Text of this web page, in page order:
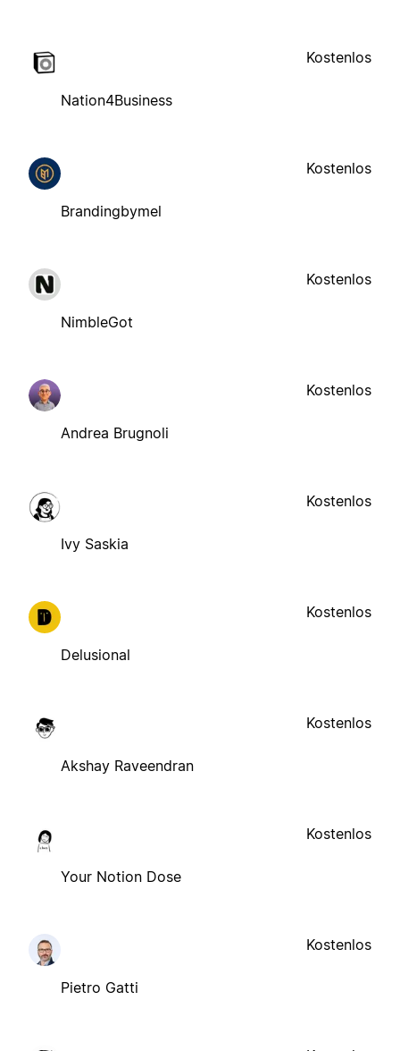
Nation4Business
Kostenlos
Brandingbymel
Kostenlos
NimbleGot
Kostenlos
Andrea Brugnoli
Kostenlos
Ivy Saskia
Kostenlos
Delusional
Kostenlos
Akshay Raveendran
Kostenlos
Your Notion Dose
Kostenlos
Pietro Gatti
Kostenlos